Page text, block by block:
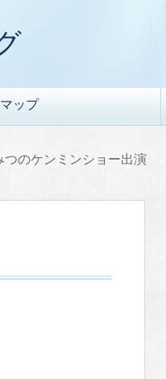
ップ
つのケンミンショー出演